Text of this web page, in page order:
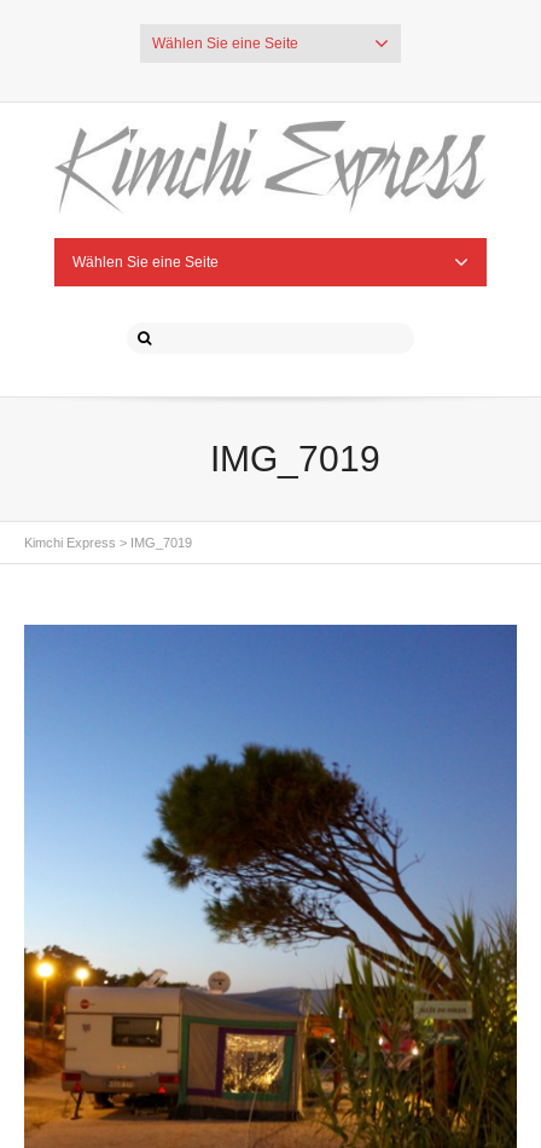
Wählen Sie eine Seite
Wählen Sie eine Seite
IMG_7019
Kimchi Express > IMG_7019